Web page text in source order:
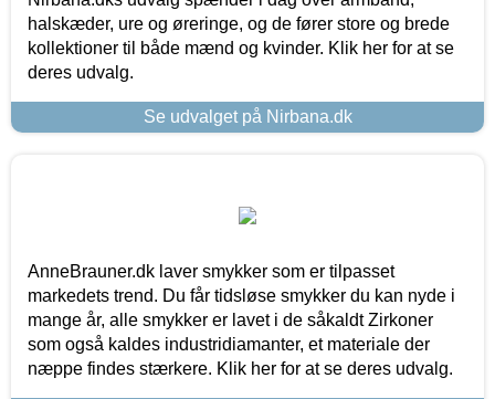
halskæder, ure og øreringe, og de fører store og brede
kollektioner til både mænd og kvinder. Klik her for at se
deres udvalg.
Se udvalget på Nirbana.dk
AnneBrauner.dk laver smykker som er tilpasset
markedets trend. Du får tidsløse smykker du kan nyde i
mange år, alle smykker er lavet i de såkaldt Zirkoner
som også kaldes industridiamanter, et materiale der
næppe findes stærkere. Klik her for at se deres udvalg.